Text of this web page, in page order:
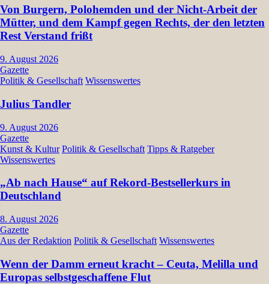
Von Burgern, Polohemden und der Nicht-Arbeit der
Mütter, und dem Kampf gegen Rechts, der den letzten
Rest Verstand frißt
9. August 2026
Gazette
Politik & Gesellschaft Wissenswertes
Julius Tandler
9. August 2026
Gazette
Kunst & Kultur Politik & Gesellschaft Tipps & Ratgeber
Wissenswertes
„Ab nach Hause“ auf Rekord-Bestsellerkurs in
Deutschland
8. August 2026
Gazette
Aus der Redaktion Politik & Gesellschaft Wissenswertes
Wenn der Damm erneut kracht – Ceuta, Melilla und
Europas selbstgeschaffene Flut